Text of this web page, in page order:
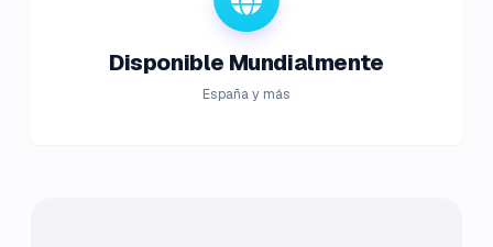
Disponible Mundialmente
España y más